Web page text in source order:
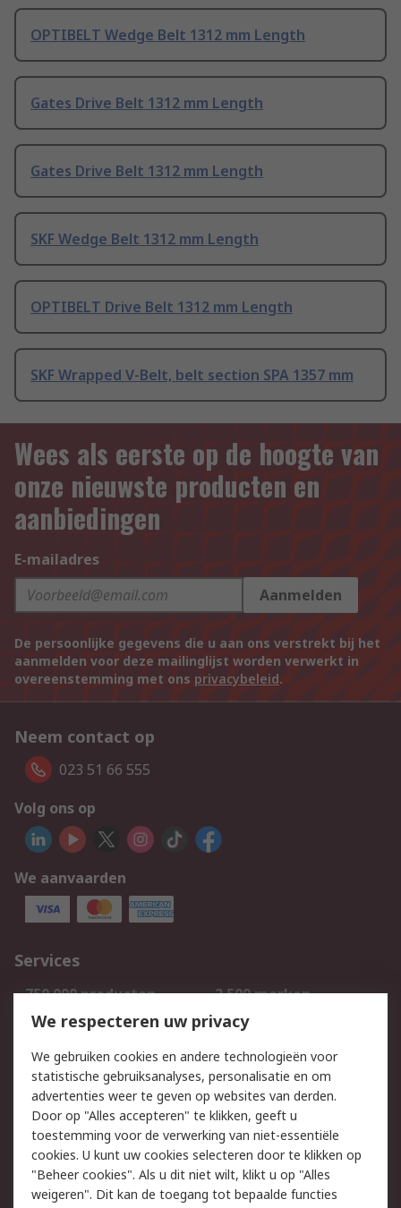
OPTIBELT Wedge Belt 1312 mm Length
Gates Drive Belt 1312 mm Length
Gates Drive Belt 1312 mm Length
SKF Wedge Belt 1312 mm Length
OPTIBELT Drive Belt 1312 mm Length
SKF Wrapped V-Belt, belt section SPA 1357 mm
Wees als eerste op de hoogte van
onze nieuwste producten en
aanbiedingen
E-mailadres
Aanmelden
De persoonlijke gegevens die u aan ons verstrekt bij het
aanmelden voor deze mailinglijst worden verwerkt in
overeenstemming met ons privacybeleid.
Neem contact op
023 51 66 555
Volg ons op
We aanvaarden
Services
750.000 producten
2.500 merken
Bestellen
Inkoopoplossingen
Track & Trace
Wettelijk
Cookiebeleid
Email veiligheid
Privacybeleid
Websitevoorwaarden
Algemene
We respecteren uw privacy
We gebruiken cookies en andere technologieën voor
statistische gebruiksanalyses, personalisatie en om
advertenties weer te geven op websites van derden.
Door op "Alles accepteren" te klikken, geeft u
toestemming voor de verwerking van niet-essentiële
cookies. U kunt uw cookies selecteren door te klikken op
"Beheer cookies". Als u dit niet wilt, klikt u op "Alles
weigeren". Dit kan de toegang tot bepaalde functies